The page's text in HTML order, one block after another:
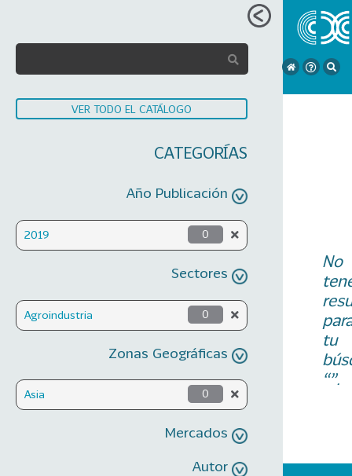
VER TODO EL CATÁLOGO
CATEGORÍAS
Año Publicación
2019 0
Sectores
Agroindustria 0
Zonas Geográficas
Asia 0
Mercados
Autor
No
tu
“”.